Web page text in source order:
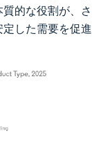
的な役割が、さ
した需要を促進